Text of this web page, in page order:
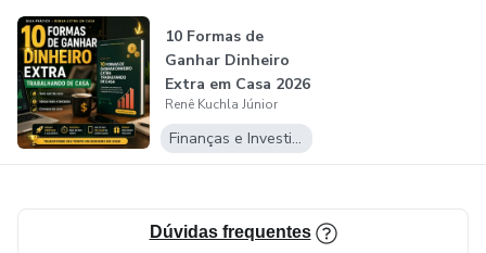
Bônus: tabela de suplementos, planilha de rastreamento,
lista de exames e 7 dias de cardápios prontos
Ideal para quem já tentou de tudo e quer resultados
duradouros, entendendo o “por quê” de cada passo.
Autor: Renê Kuchla Júnior – Farmacêutico
10 Formas de
Ganhar Dinheiro
Extra em Casa 2026
Renê Kuchla Júnior
Finanças e Investimentos
Dúvidas frequentes